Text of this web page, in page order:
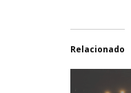
Relacionado